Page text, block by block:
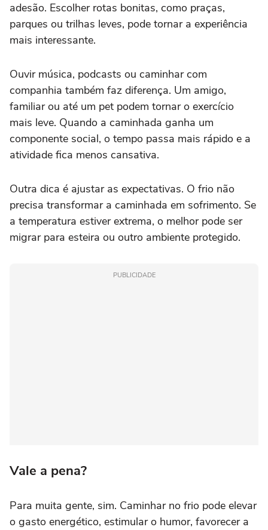
adesão. Escolher rotas bonitas, como praças,
parques ou trilhas leves, pode tornar a experiência
mais interessante.
Ouvir música, podcasts ou caminhar com
companhia também faz diferença. Um amigo,
familiar ou até um pet podem tornar o exercício
mais leve. Quando a caminhada ganha um
componente social, o tempo passa mais rápido e a
atividade fica menos cansativa.
Outra dica é ajustar as expectativas. O frio não
precisa transformar a caminhada em sofrimento. Se
a temperatura estiver extrema, o melhor pode ser
migrar para esteira ou outro ambiente protegido.
PUBLICIDADE
Vale a pena?
Para muita gente, sim. Caminhar no frio pode elevar
o gasto energético, estimular o humor, favorecer a